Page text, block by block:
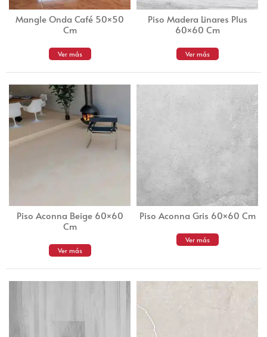
Mangle Onda Café 50×50
Cm
Ver más
Piso Madera Linares Plus
60×60 Cm
Ver más
Piso Aconna Beige 60×60
Cm
Ver más
Piso Aconna Gris 60×60 Cm
Ver más